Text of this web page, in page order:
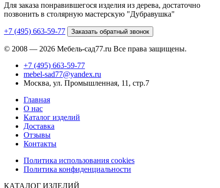
Для заказа понравившегося изделия из дерева, достаточно
позвонить в столярную мастерскую "Дубравушка"
+7 (495) 663-59-77 Заказать обратный звонок
© 2008 — 2026 Мебель-сад77.ru Все права защищены.
+7 (495) 663-59-77
mebel-sad77@yandex.ru
Москва, ул. Промышленная, 11, стр.7
Главная
О нас
Каталог изделий
Доставка
Отзывы
Контакты
Политика использования cookies
Политика конфиденциальности
КАТАЛОГ ИЗДЕЛИЙ